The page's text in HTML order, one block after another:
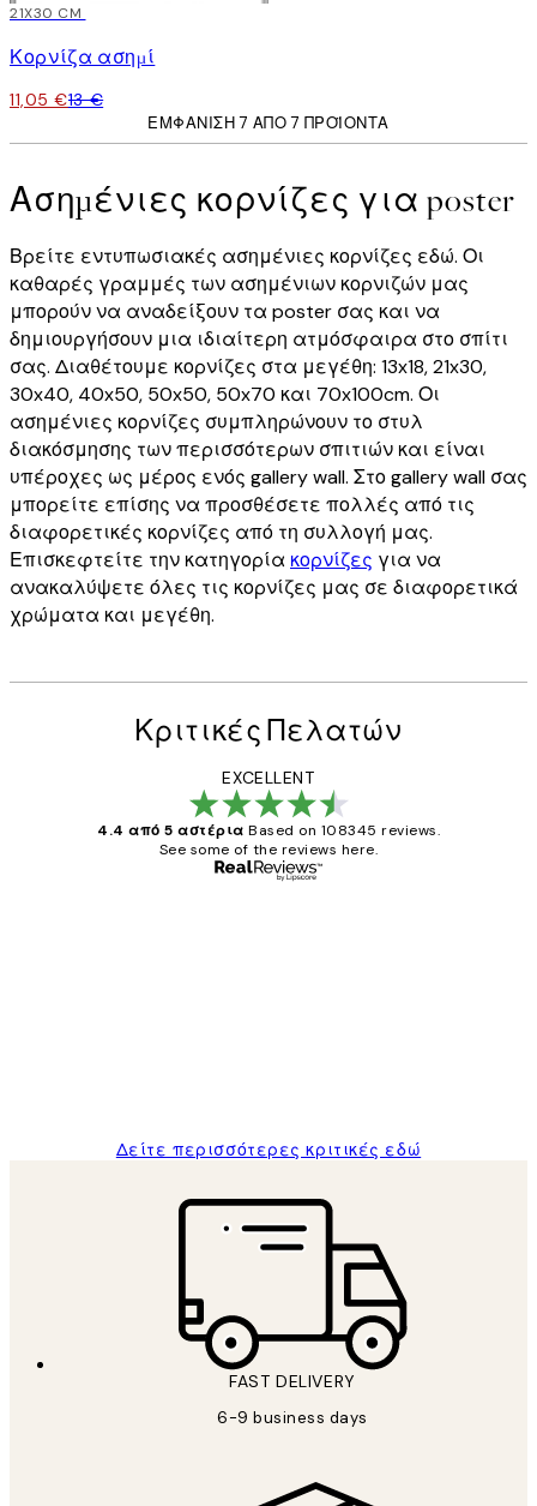
15%*
21X30 CM
Κορνίζα ασημί
11,05 €13 €
ΕΜΦΆΝΙΣΗ 7 ΑΠΌ 7 ΠΡΟΪΌΝΤΑ
Ασημένιες κορνίζες για poster
Βρείτε εντυπωσιακές ασημένιες κορνίζες εδώ. Οι
καθαρές γραμμές των ασημένιων κορνιζών μας
μπορούν να αναδείξουν τα poster σας και να
δημιουργήσουν μια ιδιαίτερη ατμόσφαιρα στο σπίτι
σας. Διαθέτουμε κορνίζες στα μεγέθη: 13x18, 21x30,
30x40, 40x50, 50x50, 50x70 και 70x100cm. Οι
ασημένιες κορνίζες συμπληρώνουν το στυλ
διακόσμησης των περισσότερων σπιτιών και είναι
υπέροχες ως μέρος ενός gallery wall. Στο gallery wall σας
μπορείτε επίσης να προσθέσετε πολλές από τις
διαφορετικές κορνίζες από τη συλλογή μας.
Επισκεφτείτε την κατηγορία κορνίζες για να
ανακαλύψετε όλες τις κορνίζες μας σε διαφορετικά
χρώματα και μεγέθη.
Κριτικές Πελατών
EXCELLENT
4.4 από 5 αστέρια Based on 108345 reviews.
See some of the reviews here.
Δείτε περισσότερες κριτικές εδώ
FAST DELIVERY
6-9 business days